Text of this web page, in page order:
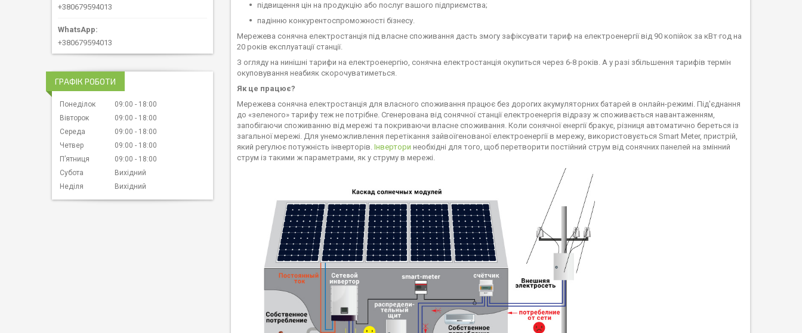
підвищення цін на продукцію або послуг вашого підприємства;
падінню конкурентоспроможності бізнесу.
Мережева сонячна електростанція під власне споживання дасть змогу зафіксувати тариф на електроенергії від 90 копійок за кВт·год на
20 років експлуатації станції.
З огляду на нинішні тарифи на електроенергію, сонячна електростанція окупиться через 6-8 років. А у разі збільшення тарифів термін
окуповування неабияк скорочуватиметься.
Як це працює?
Мережева сонячна електростанція для власного споживання працює без дорогих акумуляторних батарей в онлайн-режимі. Під'єднання
до «зеленого» тарифу теж не потрібне. Сгенерована від сонячної станції електроенергія відразу ж споживається навантаженням,
запобігаючи споживанню від мережі та покриваючи власне споживання. Коли сонячної енергії бракує, різниця автоматично береться із
загальної мережі. Для унеможливлення перетікання зайвоїгенованої електроенергії в мережу, використовується Smart Meter, пристрій,
який регулює потужність інверторів. Інвертори необхідні для того, щоб перетворити постійний струм від сонячних панелей на змінний
струм із такими ж параметрами, як у струму в мережі.
+380679594013
+380679594013
ГРАФІК РОБОТИ
Понеділок 09:00
18:00
Вівторок
09:00
18:00
Середа
09:00
18:00
Четвер
09:00
18:00
Пʼятниця
09:00
18:00
Субота
Вихідний
Неділя
Вихідний